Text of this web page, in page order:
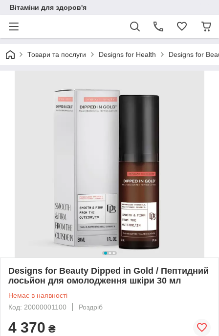
Вітаміни для здоров'я
Товари та послуги Designs for Health Designs for
Designs for Beauty Dipped in Gold / Пептидний
лосьйон для омолодження шкіри 30 мл
Немає в наявності
Код: 20000001100
Роздріб
4 370 ₴